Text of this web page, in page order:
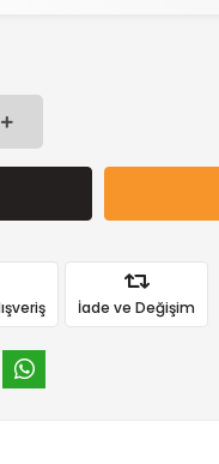
İade ve Değişim